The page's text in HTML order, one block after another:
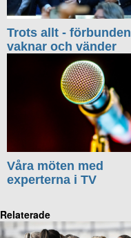
Trots allt - förbunden
vaknar och vänder
Våra möten med
experterna i TV
Relaterade